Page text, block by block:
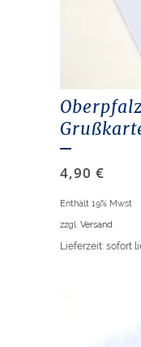
4,90 €
Enthält 19% Mwst
zzgl. Versand
Lieferzeit: sofort